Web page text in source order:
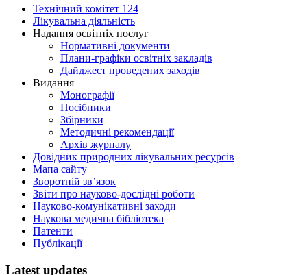
Технічний комітет 124
Лікувальна діяльність
Надання освітніх послуг
Нормативні документи
Плани-графіки освітніх закладів
Дайджест проведених заходів
Видання
Монографії
Посібники
Збірники
Методичні рекомендації
Архів журналу
Довідник природних лікувальних ресурсів
Мапа сайту
Зворотній зв’язок
Звіти про науково-дослідні роботи
Науково-комунікативні заходи
Наукова медична бібліотека
Патенти
Публікації
Latest updates